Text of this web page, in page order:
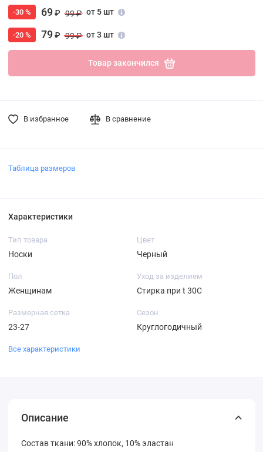
-30 % 69₽ 99 ₽ от 5 шт
-20 % 79₽ 99 ₽ от 3 шт
Товар закончился
В избранное В сравнение
Таблица размеров
Характеристики
Тип товара
Носки
Цвет
Черный
Пол
Женщинам
Уход за изделием
Стирка при t 30С
Размерная сетка
23-27
Сезон
Круглогодичный
Все характеристики
Описание
Состав ткани: 90% хлопок, 10% эластан